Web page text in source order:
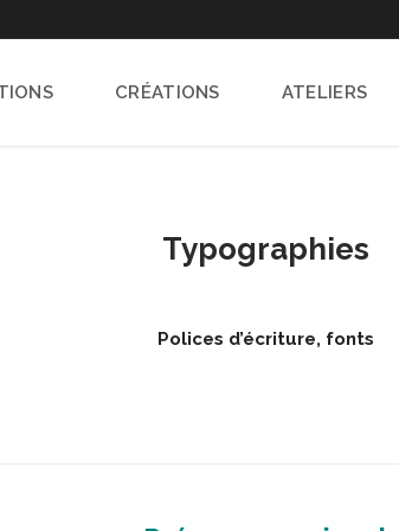
CRÉATIONS ATELIERS
Typographies
Polices d’écriture, fonts